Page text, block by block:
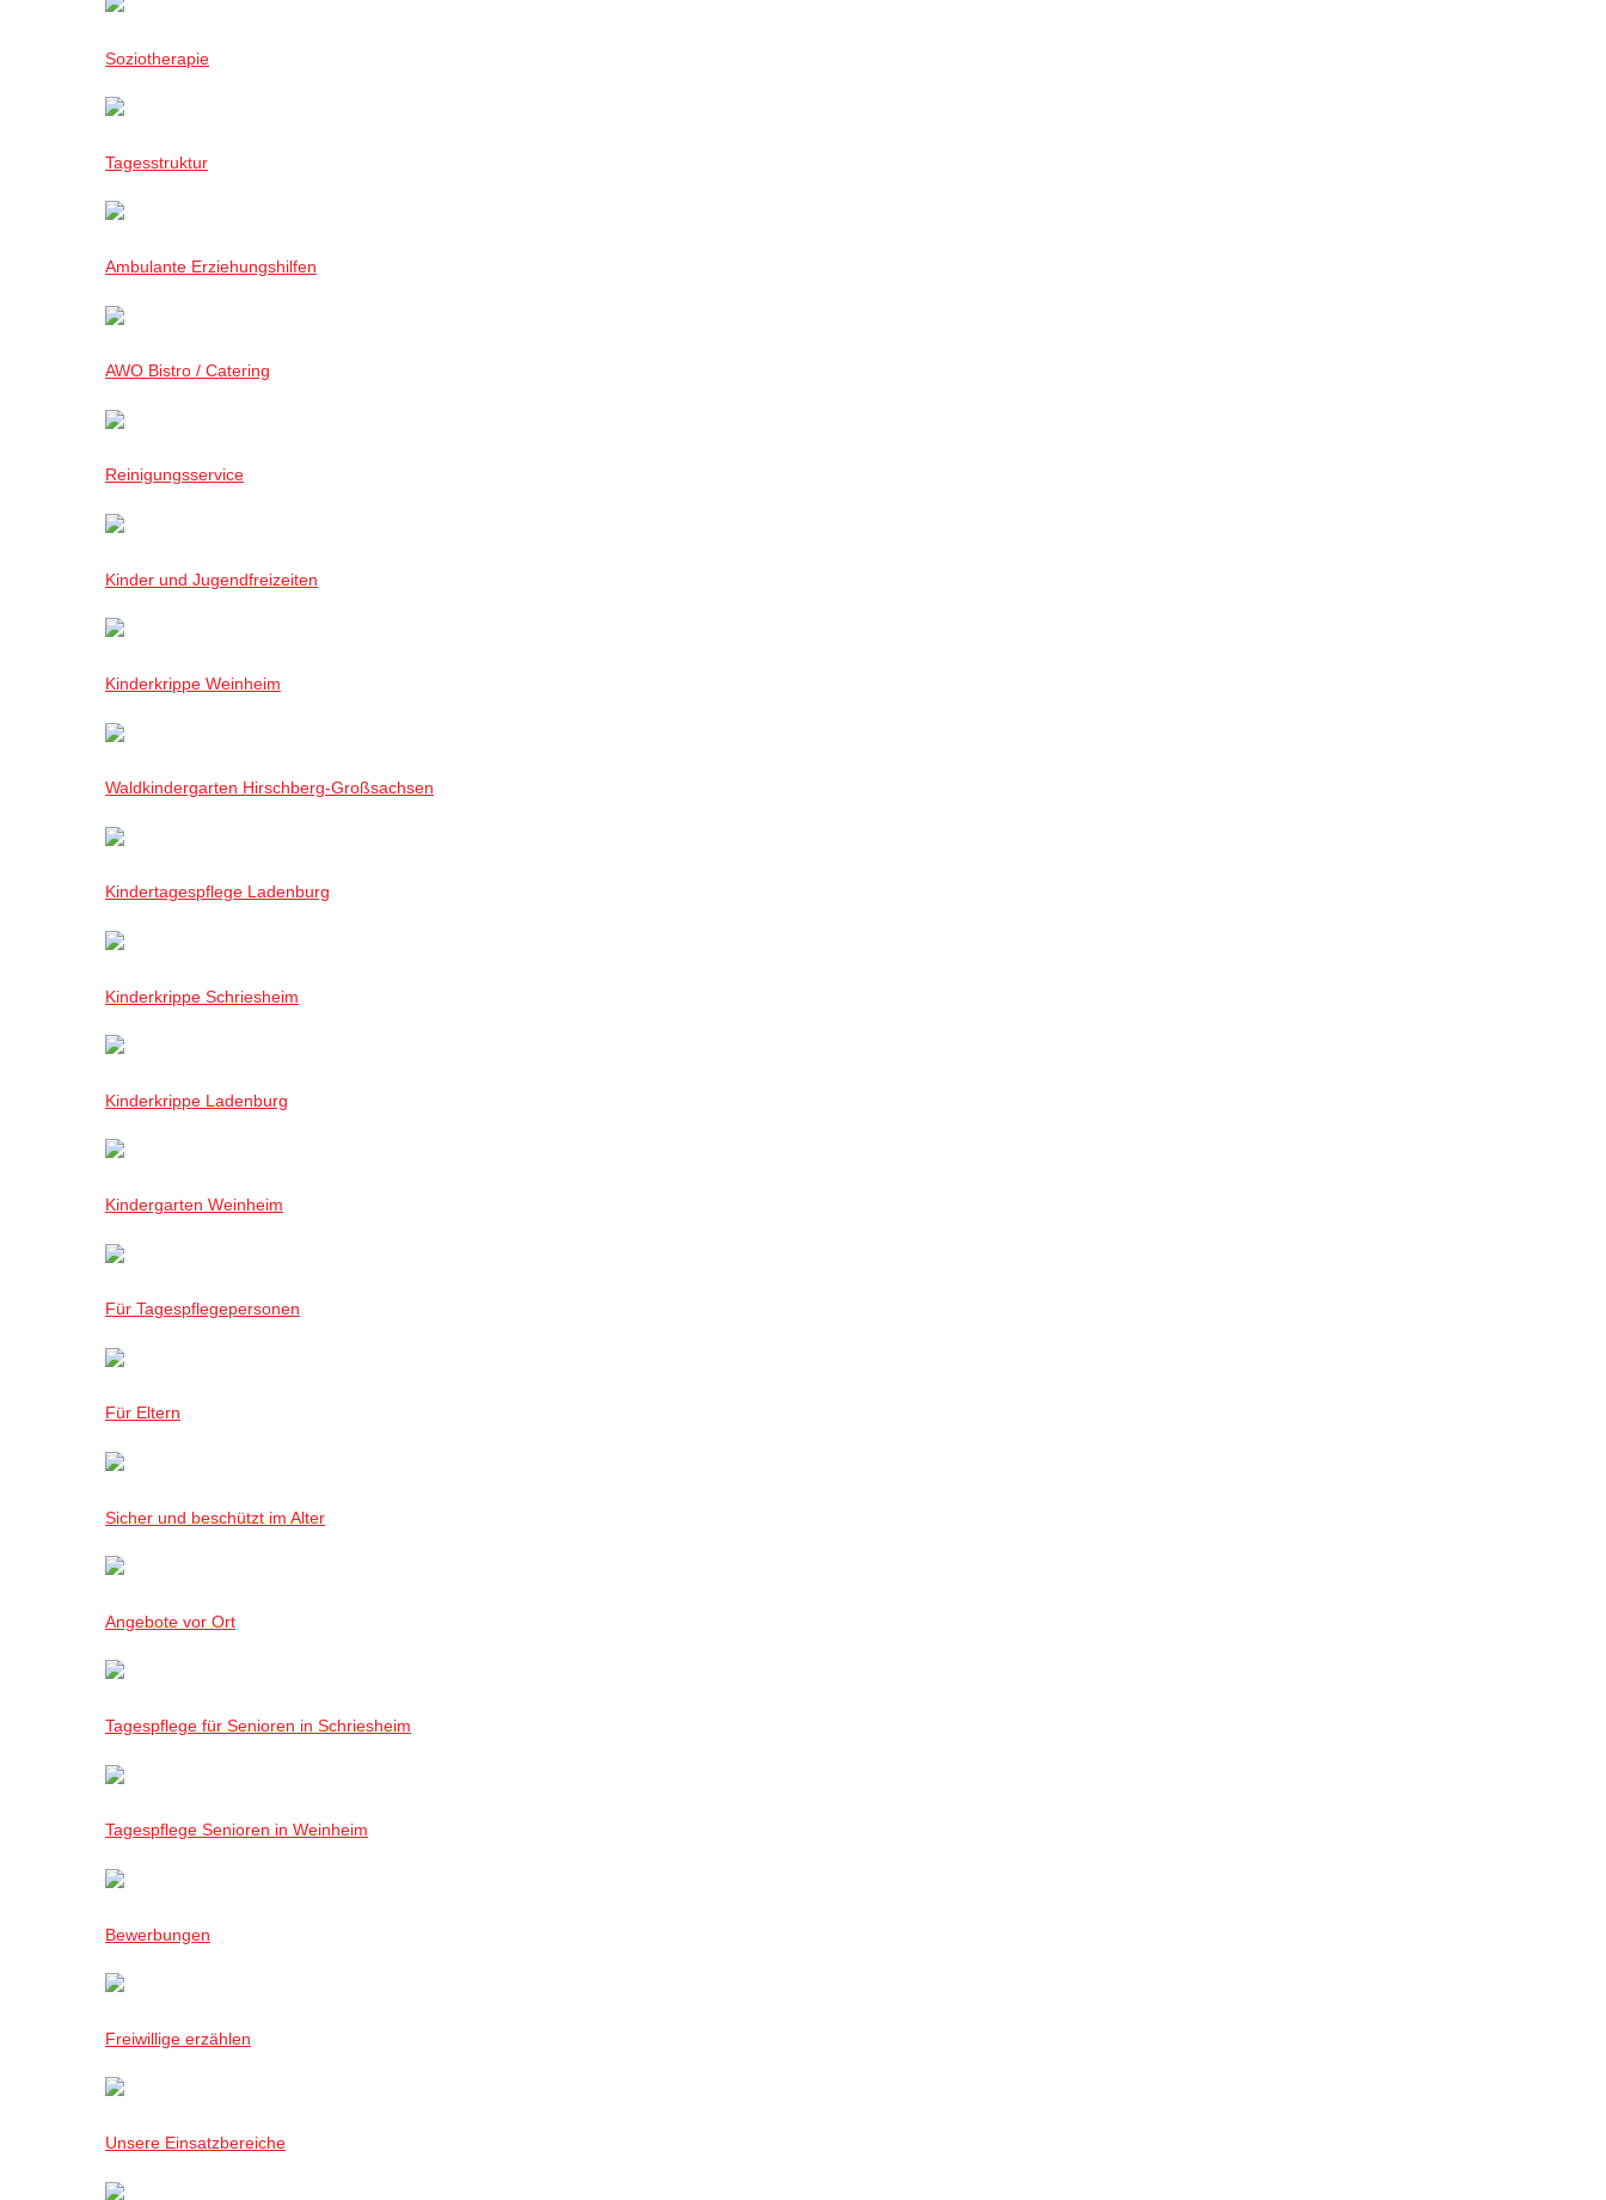
Soziotherapie
Tagesstruktur
Ambulante Erziehungshilfen
AWO Bistro / Catering
Reinigungsservice
Kinder und Jugendfreizeiten
Kinderkrippe Weinheim
Waldkindergarten Hirschberg-Großsachsen
Kindertagespflege Ladenburg
Kinderkrippe Schriesheim
Kinderkrippe Ladenburg
Kindergarten Weinheim
Für Tagespflegepersonen
Für Eltern
Sicher und beschützt im Alter
Angebote vor Ort
Tagespflege für Senioren in Schriesheim
Tagespflege Senioren in Weinheim
Bewerbungen
Freiwillige erzählen
Unsere Einsatzbereiche